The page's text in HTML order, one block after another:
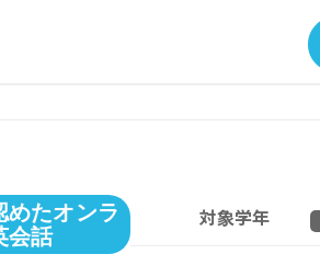
めたオンラ
会話
対象学年